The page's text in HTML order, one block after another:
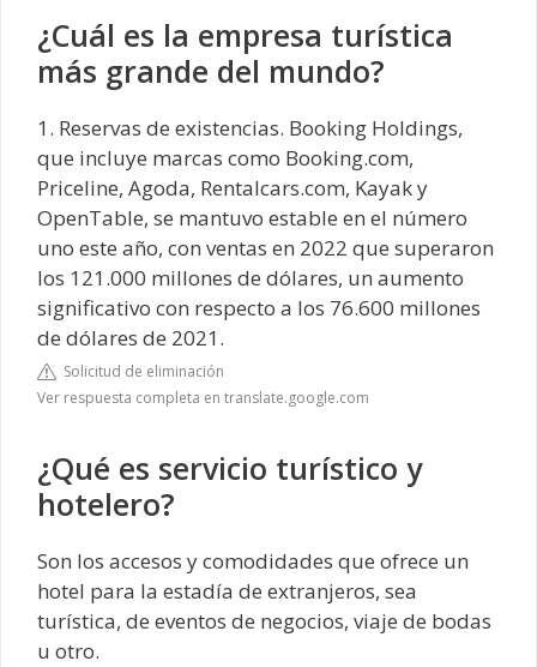
¿Cuál es la empresa turística
más grande del mundo?
1. Reservas de existencias. Booking Holdings,
que incluye marcas como Booking.com,
Priceline, Agoda, Rentalcars.com, Kayak y
OpenTable, se mantuvo estable en el número
uno este año, con ventas en 2022 que superaron
los 121.000 millones de dólares, un aumento
significativo con respecto a los 76.600 millones
de dólares de 2021.
Solicitud de eliminación
Ver respuesta completa en translate.google.com
¿Qué es servicio turístico y
hotelero?
Son los accesos y comodidades que ofrece un
hotel para la estadía de extranjeros, sea
turística, de eventos de negocios, viaje de bodas
u otro.